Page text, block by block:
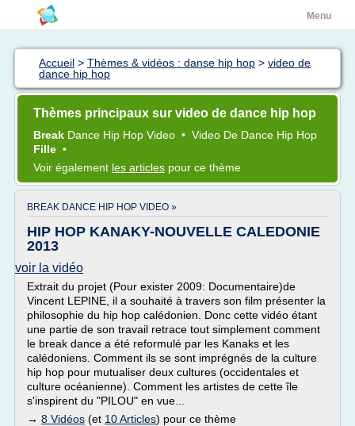
Menu
Accueil > Thèmes & vidéos : danse hip hop > video de
dance hip hop
Thèmes principaux sur video de dance hip hop
Break Dance Hip Hop Video • Video De Dance Hip Hop
Fille •
Voir également les articles pour ce thème
BREAK DANCE HIP HOP VIDEO »
HIP HOP KANAKY-NOUVELLE CALEDONIE
2013
voir la vidéo
Extrait du projet (Pour exister 2009: Documentaire)de
Vincent LEPINE, il a souhaité à travers son film présenter la
philosophie du hip hop calédonien. Donc cette vidéo étant
une partie de son travail retrace tout simplement comment
le break dance a été reformulé par les Kanaks et les
calédoniens. Comment ils se sont imprégnés de la culture
hip hop pour mutualiser deux cultures (occidentales et
culture océanienne). Comment les artistes de cette île
s'inspirent du "PILOU" en vue...
→ 8 Vidéos (et 10 Articles) pour ce thème